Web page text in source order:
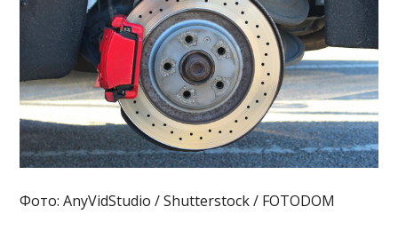
Фото: AnyVidStudio / Shutterstock / FOTODOM